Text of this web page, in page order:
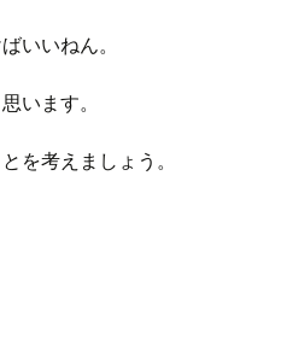
いいねん。
います。
を考えましょう。